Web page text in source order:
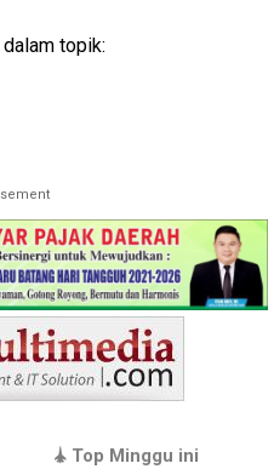
topik:
Top Minggu ini